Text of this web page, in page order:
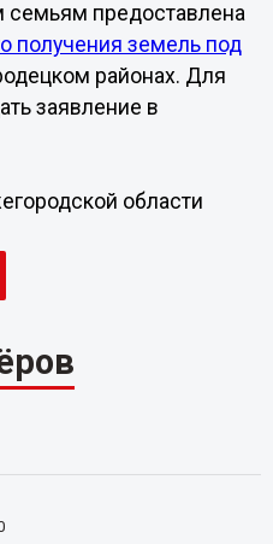
семьям предоставлена
получения земель под
районах. Для
заявление в
области